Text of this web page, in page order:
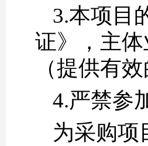
3.本项目
证》，主
（提供有
4.严禁参
为采购项